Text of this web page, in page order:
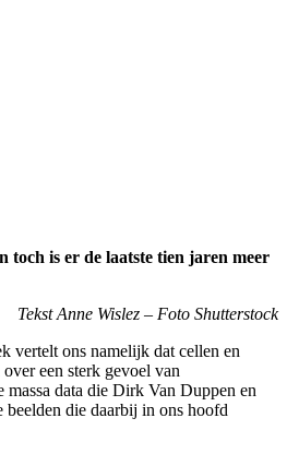
toch is er de laatste tien jaren meer
Tekst Anne Wislez – Foto Shutterstock
vertelt ons namelijk dat cellen en
een sterk gevoel van
data die Dirk Van Duppen en
die daarbij in ons hoofd